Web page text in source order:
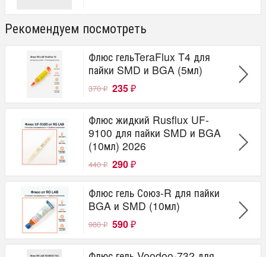
Рекомендуем посмотреть
Флюс гельTeraFlux T4 для
пайки SMD и BGA (5мл)
370₽ 235 ₽
Флюс жидкий Rusflux UF-
9100 для пайки SMD и BGA
(10мл) 2026
440₽ 290 ₽
Флюс гель Союз-R для пайки
BGA и SMD (10мл)
980₽ 590 ₽